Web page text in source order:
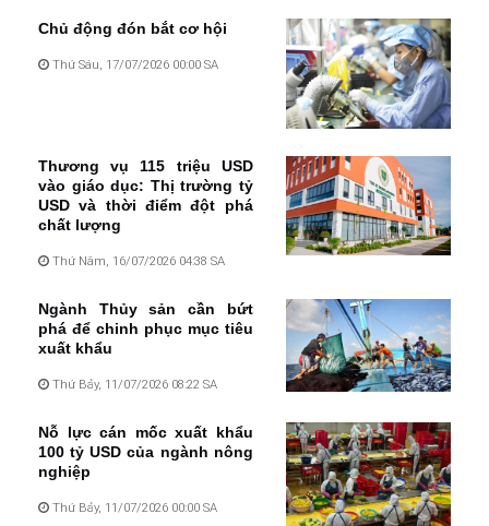
Chủ động đón bắt cơ hội
Thứ Sáu, 17/07/2026 00:00 SA
Thương vụ 115 triệu USD
vào giáo dục: Thị trường tỷ
USD và thời điểm đột phá
chất lượng
Thứ Năm, 16/07/2026 04:38 SA
Ngành Thủy sản cần bứt
phá để chinh phục mục tiêu
xuất khẩu
Thứ Bảy, 11/07/2026 08:22 SA
Nỗ lực cán mốc xuất khẩu
100 tỷ USD của ngành nông
nghiệp
Thứ Bảy, 11/07/2026 00:00 SA